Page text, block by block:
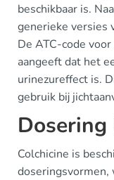
beschikbaar is.
generieke versies
De ATC-code
aangeeft dat het
urinezureffect is.
gebruik bij
Dosering
Colchicine is
doseringsvormen,